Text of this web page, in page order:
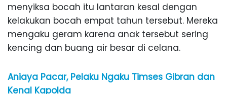
menyiksa bocah itu lantaran kesal dengan
kelakukan bocah empat tahun tersebut. Mereka
mengaku geram karena anak tersebut sering
kencing dan buang air besar di celana.
Aniaya Pacar, Pelaku Ngaku Timses Gibran dan
Kenal Kapolda